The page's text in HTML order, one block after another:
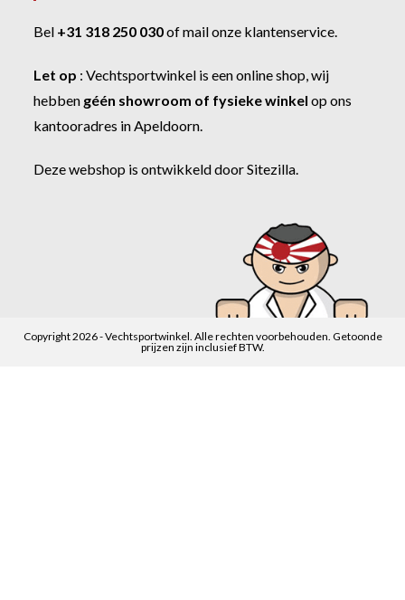
Bel +31 318 250 030ofmail onze klantenservice.
Let op :Vechtsportwinkel is een online shop, wij
hebben géén showroom of fysieke winkel op ons
kantooradres in Apeldoorn.
Deze webshop is ontwikkeld doorSitezilla.
Copyright 2026 - Vechtsportwinkel. Alle rechten voorbehouden. Getoonde
prijzen zijn inclusief BTW.